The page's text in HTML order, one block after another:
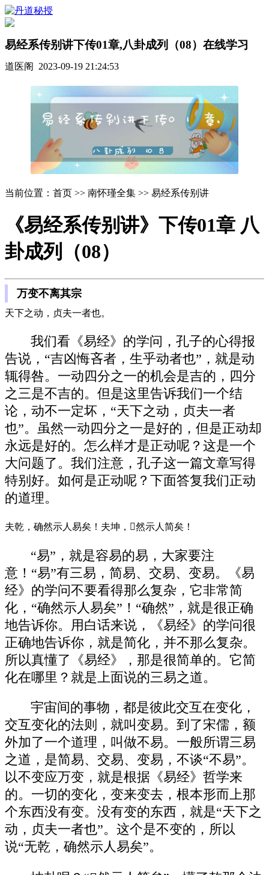
易经系传别讲下传01章,八卦成列（08）在线学习
道医阁 2023-09-19 21:24:53
当前位置：首页 >> 南怀瑾全集 >> 易经系传别讲
《易经系传别讲》下传01章 八
卦成列（08）
万变不离其宗
天下之动，贞夫一者也。
我们看《易经》的学问，孔子的心得报
告说，“吉凶悔吝者，生乎动者也”，就是动
辄得咎。一动四分之一的机会是吉的，四分
之三是不吉的。但是这里告诉我们一个结
论，动不一定坏，“天下之动，贞夫一者
也”。虽然一动四分之一是好的，但是正动却
永远是好的。怎么样才是正动呢？这是一个
大问题了。我们注意，孔子这一篇文章写得
特别好。如何是正动呢？下面答复我们正动
的道理。
夫乾，确然示人易矣！夫坤，然示人简矣！
“易”，就是容易的易，大家要注
意！“易”有三易，简易、交易、变易。《易
经》的学问不要看得那么复杂，它非常简
化，“确然示人易矣”！“确然”，就是很正确
地告诉你。用白话来说，《易经》的学问很
正确地告诉你，就是简化，并不那么复杂。
所以真懂了《易经》，那是很简单的。它简
化在哪里？就是上面说的三易之道。
宇宙间的事物，都是彼此交互在变化，
交互变化的法则，就叫变易。到了宋儒，额
外加了一个道理，叫做不易。一般所谓三易
之道，是简易、交易、变易，不谈“不易”。
以不变应万变，就是根据《易经》哲学来
的。一切的变化，变来变去，根本形而上那
个东西没有变。没有变的东西，就是“天下之
动，贞夫一者也”。这个是不变的，所以
说“无乾，确然示人易矣”。